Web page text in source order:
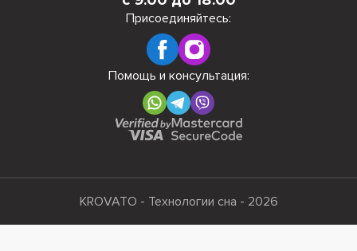
Присоединяйтесь:
Помощь и консультация:
KROVATO - Технологии сна - 2026